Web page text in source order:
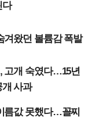
다
겨왔던 볼륨감 폭발
고개 숙였다…15년
사과
름값 못했다…꼴찌